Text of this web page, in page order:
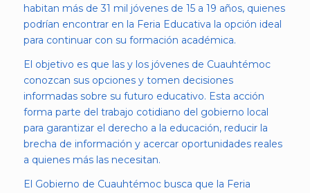
habitan más de 31 mil jóvenes de 15 a 19 años, quienes
podrían encontrar en la Feria Educativa la opción ideal
para continuar con su formación académica.
El objetivo es que las y los jóvenes de Cuauhtémoc
conozcan sus opciones y tomen decisiones
informadas sobre su futuro educativo. Esta acción
forma parte del trabajo cotidiano del gobierno local
para garantizar el derecho a la educación, reducir la
brecha de información y acercar oportunidades reales
a quienes más las necesitan.
El Gobierno de Cuauhtémoc busca que la Feria